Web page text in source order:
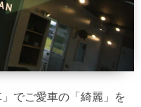
でご愛車の「綺麗」を